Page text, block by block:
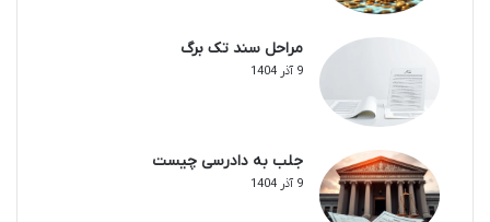
مراحل سند تک برگ
9 آذر 1404
جلب به دادرسی چیست
9 آذر 1404